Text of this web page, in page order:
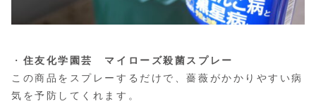
・ 住友化学園芸 マイローズ殺菌スプレー
この商品をスプレーするだけで、薔薇がかかりやすい病
気を予防してくれます。